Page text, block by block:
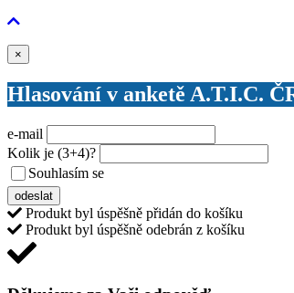
×
Hlasování v anketě A.T.I.C.
e-mail
Kolik je (3+4)?
Souhlasím se
odeslat
Produkt byl úspěšně přidán do košíku
Produkt byl úspěšně odebrán z košíku